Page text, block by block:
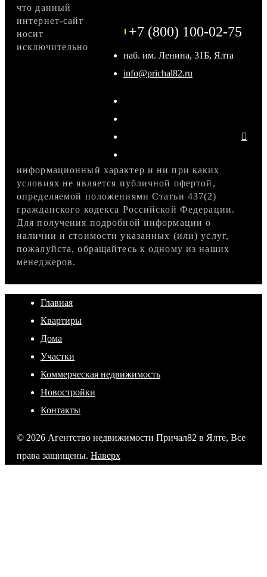
+7 (800) 100-02-75
наб. им. Ленина, 31Б, Ялта
info@prichal82.ru
что данный
интернет-сайт
носит
исключительно
информационный характер и ни при каких
условиях не является публичной офертой,
определяемой положениями Статьи 437(2)
гражданского кодекса Российской Федерации.
Для получения подробной информации о
наличии и стоимости указанных (или) услуг,
пожалуйста, обращайтесь к одному из наших
менеджеров.
Главная
Квартиры
Дома
Участки
Коммерческая недвижимость
Новостройки
Контакты
© 2026 Агентство недвижимости Причал82 в Ялте, Все
права защищены. Наверх